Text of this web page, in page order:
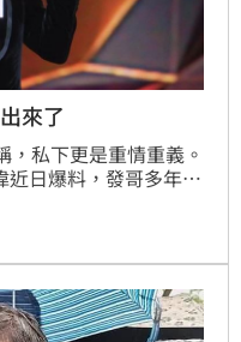
來了
私下更是重情重義。
近日爆料，發哥多年來
影師。呂良偉佩服表
暖的舉動，展現出影帝
度見證發哥私下最真